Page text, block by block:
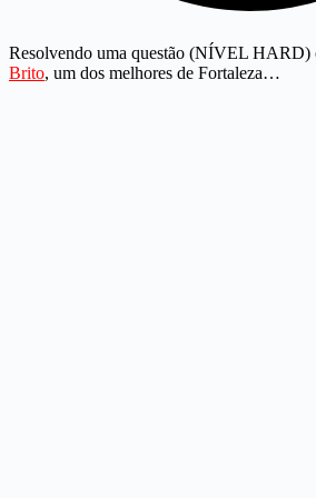
Resolvendo uma questão (NÍVEL HARD)
Brito, um dos melhores de Fortaleza…